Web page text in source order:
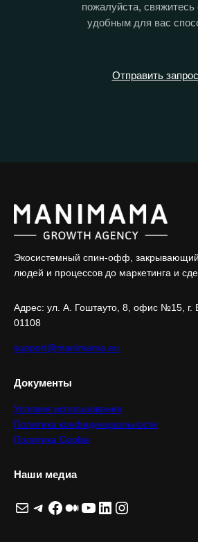
пожалуйста, свяжитесь
удобным для вас
Отправить запрос
Экосистемный спин-офф, закрывающий
людей и процессов до маркетинга и
Адрес: ул. А. Гоштaуто, 8, офис №15, г.
01108
support@manimama.eu
Документы
Условия использования
Политика конфиденциальности
Политика Cookie
Наши медиа
Почта Telegram Facebook Средний YouTube LinkedIn Instagram